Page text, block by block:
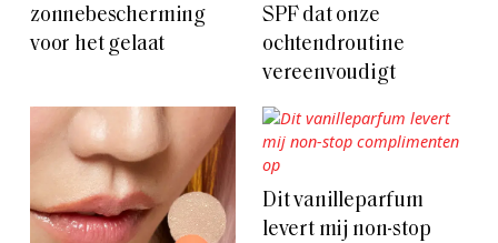
zonnebescherming
voor het gelaat
SPF dat onze
ochtendroutine
vereenvoudigt
Dit vanilleparfum
levert mij non-stop